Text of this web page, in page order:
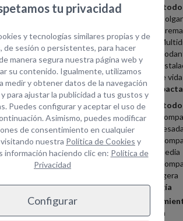
Ver todo
de vida
Ver todo
media
ligera
Energía
tierra
equipos Cotización inmediata
in-
Contacta con nosotros
tu privacidad
y tecnologías similares propias y de
de sesión o persistentes, para hacer
manera segura nuestra página web y
su contenido. Igualmente, utilizamos
medir y obtener datos de la navegación
para ajustar la publicidad a tus gustos y
Puedes configurar y aceptar el uso de
Asimismo, puedes modificar
de consentimiento en cualquier
nuestra Política de Cookies y
información haciendo clic en: Política de
Privacidad
Configurar